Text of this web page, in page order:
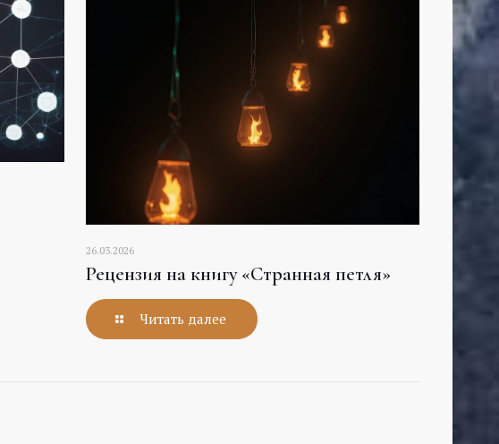
26.03.2026
Рецензия на книгу «Странная петля»
Читать далее